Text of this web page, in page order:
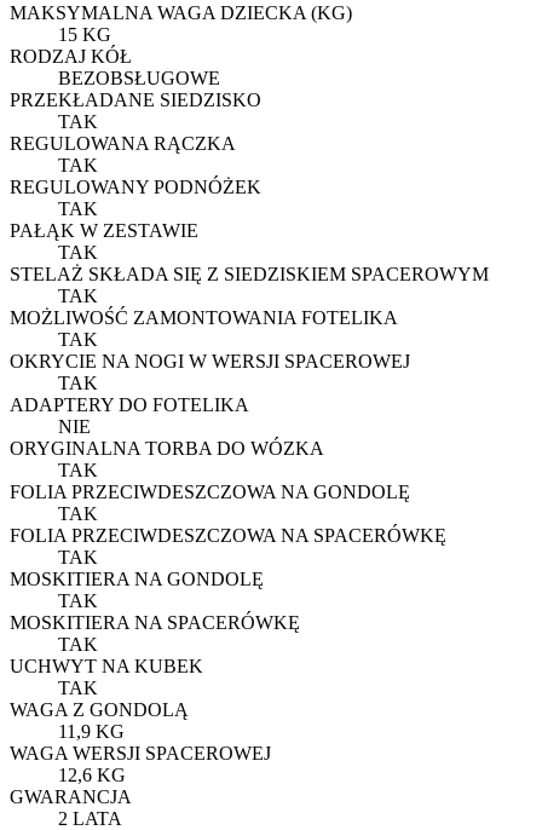
MAKSYMALNA WAGA DZIECKA (KG)
15 KG
RODZAJ KÓŁ
BEZOBSŁUGOWE
PRZEKŁADANE SIEDZISKO
TAK
REGULOWANA RĄCZKA
TAK
REGULOWANY PODNÓŻEK
TAK
PAŁĄK W ZESTAWIE
TAK
STELAŻ SKŁADA SIĘ Z SIEDZISKIEM SPACEROWYM
TAK
MOŻLIWOŚĆ ZAMONTOWANIA FOTELIKA
TAK
OKRYCIE NA NOGI W WERSJI SPACEROWEJ
TAK
ADAPTERY DO FOTELIKA
NIE
ORYGINALNA TORBA DO WÓZKA
TAK
FOLIA PRZECIWDESZCZOWA NA GONDOLĘ
TAK
FOLIA PRZECIWDESZCZOWA NA SPACERÓWKĘ
TAK
MOSKITIERA NA GONDOLĘ
TAK
MOSKITIERA NA SPACERÓWKĘ
TAK
UCHWYT NA KUBEK
TAK
WAGA Z GONDOLĄ
11,9 KG
WAGA WERSJI SPACEROWEJ
12,6 KG
GWARANCJA
2 LATA